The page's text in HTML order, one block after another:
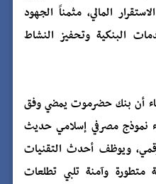
المالي، مثمناً الجهود
البنكية وتحفيز النشاط
أن بنك حضرموت يمضي وفق
نموذج مصرفي إسلامي حديث
ويوظف أحدث التقنيات
متطورة وآمنة تلبي تطلعات